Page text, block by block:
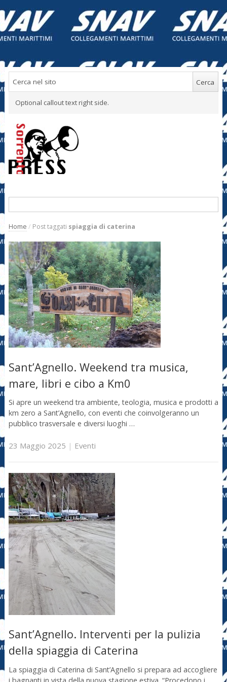
Optional callout text right side.
Home / Post taggati spiaggia di caterina
Sant’Agnello. Weekend tra musica,
mare, libri e cibo a Km0
Si apre un weekend tra ambiente, teologia, musica e prodotti a
km zero a Sant’Agnello, con eventi che coinvolgeranno un
pubblico trasversale e diversi luoghi …
23 Maggio 2025 | Eventi
Sant’Agnello. Interventi per la pulizia
della spiaggia di Caterina
La spiaggia di Caterina di Sant’Agnello si prepara ad accogliere